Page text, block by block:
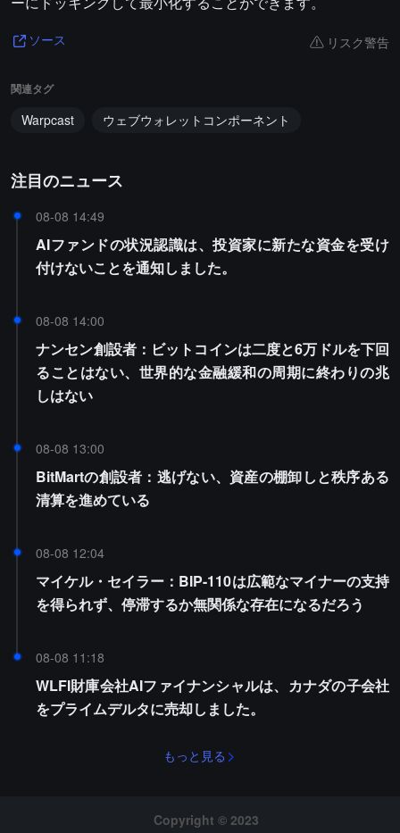
ソース リスク警告
関連タグ
Warpcast ウェブウォレットコンポーネント
注目のニュース
08-08 14:49
AIファンドの状況認識は、投資家に新たな資金を受け
付けないことを通知しました。
08-08 14:00
ナンセン創設者：ビットコインは二度と6万ドルを下回
ることはない、世界的な金融緩和の周期に終わりの兆
しはない
08-08 13:00
BitMartの創設者：逃げない、資産の棚卸しと秩序ある
清算を進めている
08-08 12:04
マイケル・セイラー：BIP-110は広範なマイナーの支持
を得られず、停滞するか無関係な存在になるだろう
08-08 11:18
WLFI財庫会社AIファイナンシャルは、カナダの子会社
をプライムデルタに売却しました。
もっと見る
Copyright © 2023